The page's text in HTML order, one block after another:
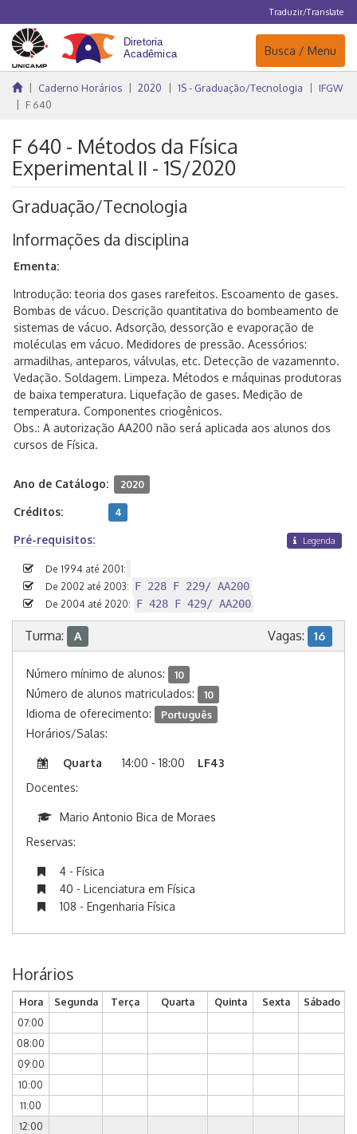
Traduzir/Translate
Navegação
Busca / Menu
Caderno Horários 2020 1S - Graduação/Tecnologia
IFGW
F 640
F 640 - Métodos da Física
Experimental II - 1S/2020
Graduação/Tecnologia
Informações da disciplina
Ementa:
Introdução: teoria dos gases rarefeitos. Escoamento de gases.
Bombas de vácuo. Descrição quantitativa do bombeamento de
sistemas de vácuo. Adsorção, dessorção e evaporação de
moléculas em vácuo. Medidores de pressão. Acessórios:
armadilhas, anteparos, válvulas, etc. Detecção de vazamennto.
Vedação. Soldagem. Limpeza. Métodos e máquinas produtoras
de baixa temperatura. Liquefação de gases. Medição de
temperatura. Componentes criogênicos.
Obs.: A autorização AA200 não será aplicada aos alunos dos
cursos de Física.
Ano de Catálogo: 2020
Créditos: 4
Pré-requisitos: Legenda
De 1994 até 2001:
De 2002 até 2003: F 228 F 229/ AA200
De 2004 até 2020: F 428 F 429/ AA200
Turma: A Vagas: 16
Número mínimo de alunos: 10
Número de alunos matriculados: 10
Idioma de oferecimento: Português
Horários/Salas:
Quarta 14:00 - 18:00
LF43
Docentes:
Mario Antonio Bica de Moraes
Reservas:
4 - Física
40 - Licenciatura em Física
108 - Engenharia Física
Horários
Hora Segunda Terça Quarta Quinta Sexta
Sábado
07:00
08:00
09:00
10:00
11:00
12:00